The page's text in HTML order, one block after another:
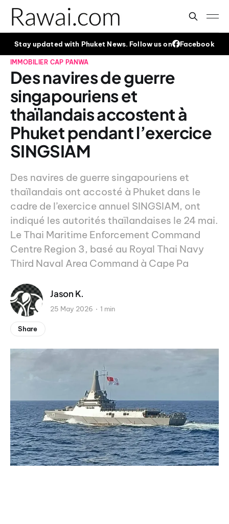
Stay updated with Phuket News. Follow us on Facebook
IMMOBILIER CAP PANWA
Des navires de guerre
singapouriens et
thaïlandais accostent à
Phuket pendant l’exercice
SINGSIAM
Des navires de guerre singapouriens et
thaïlandais ont accosté à Phuket dans le
cadre de l’exercice annuel SINGSIAM, ont
indiqué les autorités thaïlandaises le 24 mai.
Le Thai Maritime Enforcement Command
Centre Region 3, basé au Royal Thai Navy
Third Naval Area Command à Cape Pa
Jason K.
25 May 2026 1 min
Share